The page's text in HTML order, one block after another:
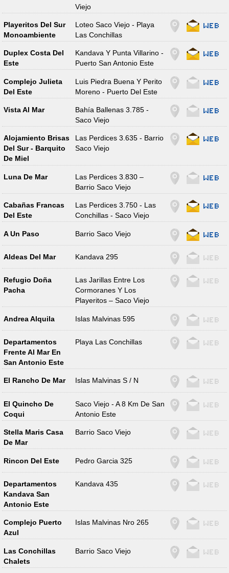
Viejo
Playeritos Del Sur
Monoambiente
Loteo Saco Viejo - Playa
Las Conchillas
Duplex Costa Del
Este
Kandava Y Punta Villarino -
Puerto San Antonio Este
Complejo Julieta
Del Este
Luis Piedra Buena Y Perito
Moreno - Puerto Del Este
Vista Al Mar
Bahía Ballenas 3.785 -
Saco Viejo
Alojamiento Brisas
Del Sur - Barquito
De Miel
Las Perdices 3.635 - Barrio
Saco Viejo
Luna De Mar
Las Perdices 3.830 –
Barrio Saco Viejo
Cabañas Francas
Del Este
Las Perdices 3.750 - Las
Conchillas - Saco Viejo
A Un Paso Barrio Saco Viejo
Aldeas Del Mar Kandava 295
Refugio Doña
Pacha
Las Jarillas Entre Los
Cormoranes Y Los
Playeritos – Saco Viejo
Andrea Alquila Islas Malvinas 595
Departamentos
Frente Al Mar En
San Antonio Este
Playa Las Conchillas
El Rancho De Mar Islas Malvinas S / N
El Quincho De
Coqui
Saco Viejo - A 8 Km De San
Antonio Este
Stella Maris Casa
De Mar
Barrio Saco Viejo
Rincon Del Este Pedro Garcia 325
Departamentos
Kandava San
Antonio Este
Kandava 435
Complejo Puerto
Azul
Islas Malvinas Nro 265
Las Conchillas
Chalets
Barrio Saco Viejo